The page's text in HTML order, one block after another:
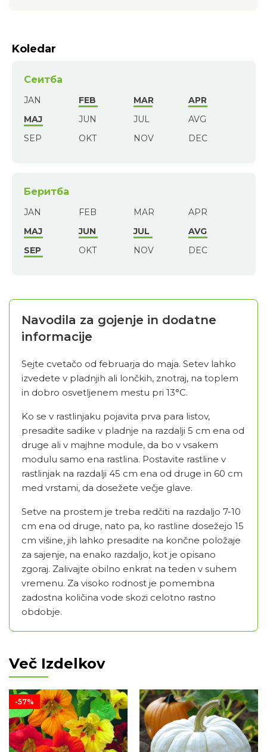
Koledar
Сеитба
JAN FEB MAR
APR
MAJ
JUN JUL
AVG
SEP
OKT NOV DEC
Беритба
JAN FEB MAR
APR
MAJ
JUN JUL
AVG
SEP
OKT NOV DEC
Navodila za gojenje in dodatne
informacije
Sejte cvetačo od februarja do maja. Setev lahko
izvedete v pladnjih ali lončkih, znotraj, na toplem
in dobro osvetljenem mestu pri 13°C.
Ko se v rastlinjaku pojavita prva para listov,
presadite sadike v pladnje na razdalji 5 cm ena od
druge ali v majhne module, da bo v vsakem
modulu samo ena rastlina. Postavite rastline v
rastlinjak na razdalji 45 cm ena od druge in 60 cm
med vrstami, da dosežete večje glave.
Setve na prostem je treba redčiti na razdaljo 7-10
cm ena od druge, nato pa, ko rastline dosežejo 15
cm višine, jih lahko presadite na končne položaje
za sajenje, na enako razdaljo, kot je opisano
zgoraj. Zalivajte obilno enkrat na teden v suhem
vremenu. Za visoko rodnost je pomembna
zadostna količina vode skozi celotno rastno
obdobje.
Več Izdelkov
-57%